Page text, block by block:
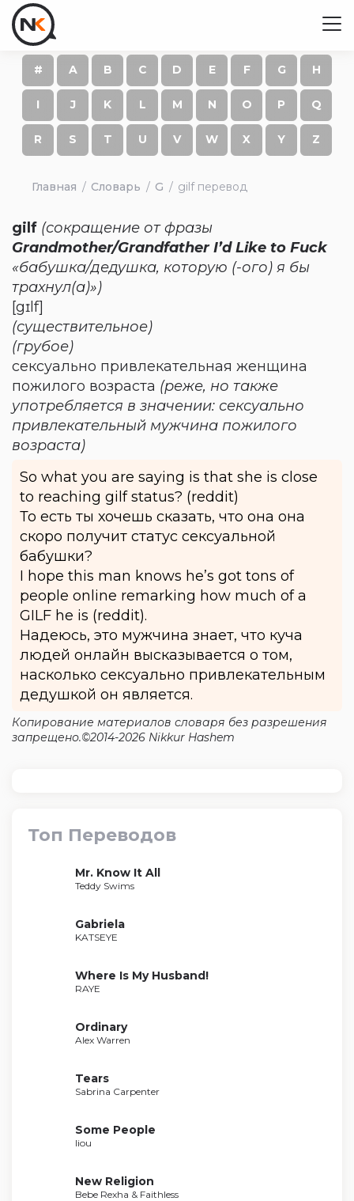
# A B C D E F G H
I J K L M N O P Q
R S T U V W X Y Z
Главная Словарь G gilf перевод
gilf (сокращение от фразы
Grandmother/Grandfather I’d Like to Fuck
«бабушка/дедушка, которую (-ого) я бы
трахнул(а)»)
[gɪlf]
(существительное)
(грубое)
сексуально привлекательная женщина
пожилого возраста (реже, но также
употребляется в значении: сексуально
привлекательный мужчина пожилого
возраста)
So what you are saying is that she is close
to reaching gilf status? (reddit)
То есть ты хочешь сказать, что она она
скоро получит статус сексуальной
бабушки?
I hope this man knows he’s got tons of
people online remarking how much of a
GILF he is (reddit).
Надеюсь, это мужчина знает, что куча
людей онлайн высказывается о том,
насколько сексуально привлекательным
дедушкой он является.
Копирование материалов словаря без разрешения
запрещено.©2014-2026 Nikkur Hashem
Топ Переводов
Mr. Know It All
Teddy Swims
Gabriela
KATSEYE
Where Is My Husband!
RAYE
Ordinary
Alex Warren
Tears
Sabrina Carpenter
Some People
liou
New Religion
Bebe Rexha & Faithless